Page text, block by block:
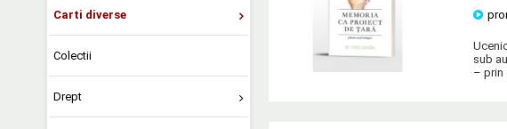
Carti diverse
Colectii
Drept
sub
– prin